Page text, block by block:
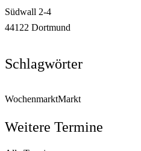
Südwall 2-4
44122 Dortmund
Schlagwörter
WochenmarktMarkt
Weitere Termine